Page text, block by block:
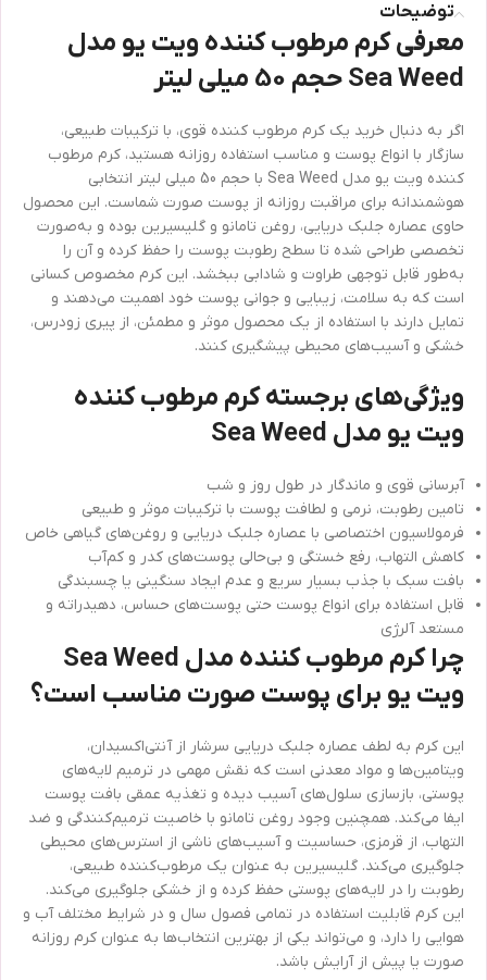
توضیحات
معرفی کرم مرطوب کننده ویت یو مدل
Sea Weed حجم 50 میلی لیتر
اگر به دنبال خرید یک کرم مرطوب کننده قوی، با ترکیبات طبیعی،
سازگار با انواع پوست و مناسب استفاده روزانه هستید، کرم مرطوب
کننده ویت یو مدل Sea Weed با حجم 50 میلی لیتر انتخابی
هوشمندانه برای مراقبت روزانه از پوست صورت شماست. این محصول
حاوی عصاره جلبک دریایی، روغن تامانو و گلیسیرین بوده و به‌صورت
تخصصی طراحی شده تا سطح رطوبت پوست را حفظ کرده و آن را
به‌طور قابل توجهی طراوت و شادابی ببخشد. این کرم مخصوص کسانی
است که به سلامت، زیبایی و جوانی پوست خود اهمیت می‌دهند و
تمایل دارند با استفاده از یک محصول موثر و مطمئن، از پیری زودرس،
خشکی و آسیب‌های محیطی پیشگیری کنند.
ویژگی‌های برجسته کرم مرطوب کننده
ویت یو مدل Sea Weed
آبرسانی قوی و ماندگار در طول روز و شب
تامین رطوبت، نرمی و لطافت پوست با ترکیبات موثر و طبیعی
فرمولاسیون اختصاصی با عصاره جلبک دریایی و روغن‌های گیاهی خاص
کاهش التهاب، رفع خستگی و بی‌حالی پوست‌های کدر و کم‌آب
بافت سبک با جذب بسیار سریع و عدم ایجاد سنگینی یا چسبندگی
قابل استفاده برای انواع پوست حتی پوست‌های حساس، دهیدراته و
مستعد آلرژی
چرا کرم مرطوب کننده مدل Sea Weed
ویت یو برای پوست صورت مناسب است؟
این کرم به لطف عصاره جلبک دریایی سرشار از آنتی‌اکسیدان،
ویتامین‌ها و مواد معدنی است که نقش مهمی در ترمیم لایه‌های
پوستی، بازسازی سلول‌های آسیب دیده و تغذیه عمقی بافت پوست
ایفا می‌کند. همچنین وجود روغن تامانو با خاصیت ترمیم‌کنندگی و ضد
التهاب، از قرمزی، حساسیت و آسیب‌های ناشی از استرس‌های محیطی
جلوگیری می‌کند. گلیسیرین به عنوان یک مرطوب‌کننده طبیعی،
رطوبت را در لایه‌های پوستی حفظ کرده و از خشکی جلوگیری می‌کند.
این کرم قابلیت استفاده در تمامی فصول سال و در شرایط مختلف آب و
هوایی را دارد، و می‌تواند یکی از بهترین انتخاب‌ها به عنوان کرم روزانه
صورت یا پیش از آرایش باشد.